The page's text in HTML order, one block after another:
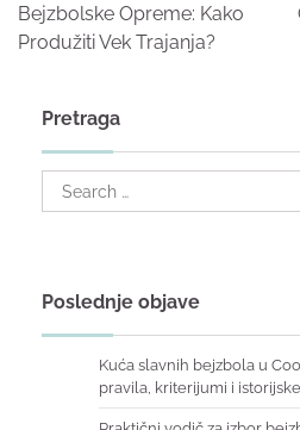
Bejzbolske Opreme: Kako
Produžiti Vek Trajanja?
Pretraga
Search
for:
Poslednje objave
Kuća slavnih bejzbola u
pravila, kriterijumi i